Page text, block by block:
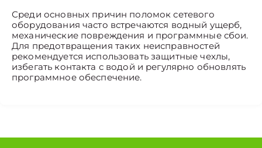
Среди основных причин поломок сетевого
оборудования часто встречаются водный ущерб,
механические повреждения и программные сбои.
Для предотвращения таких неисправностей
рекомендуется использовать защитные чехлы,
избегать контакта с водой и регулярно обновлять
программное обеспечение.